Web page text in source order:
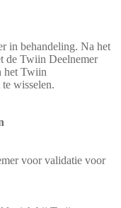
in behandeling. Na het
de Twiin Deelnemer
het Twiin
wisselen.
voor validatie voor